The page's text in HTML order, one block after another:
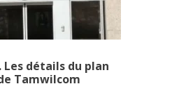
Les détails du plan
Tamwilcom